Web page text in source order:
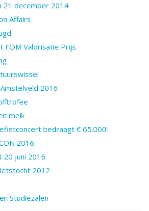
21 december 2014
Affairs
FOM Valorisatie Prijs
2016
melk
bedraagt € 65.000!
2016
20 juni 2016
2012
Studiezalen